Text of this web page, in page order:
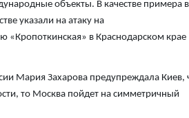
объекты. В качестве примера в
указали на атаку на
«Кропоткинская» в Краснодарском крае
Мария Захарова предупреждала Киев,
то Москва пойдет на симметричный